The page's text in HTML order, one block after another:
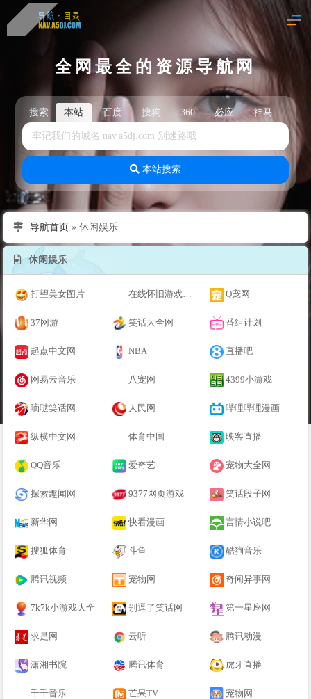
全网最全的资源导航网
搜索 本站 百度 搜狗 360 必应 神马 头
本站搜索
导航首页 » 休闲娱乐
休闲娱乐
打望美女图片 在线怀旧游戏模拟器 Q宠网
37网游 笑话大全网 番组计划
起点中文网 NBA 直播吧
网易云音乐 八宠网 4399小游戏
嘀哒笑话网 人民网 哔哩哔哩漫画
纵横中文网 体育中国 映客直播
QQ音乐 爱奇艺 宠物大全网
探索趣闻网 9377网页游戏 笑话段子网
新华网 快看漫画 言情小说吧
搜狐体育 斗鱼 酷狗音乐
腾讯视频 宠物网 奇闻异事网
7k7k小游戏大全 别逗了笑话网 第一星座网
求是网 云听 腾讯动漫
潇湘书院 腾讯体育 虎牙直播
千千音乐 芒果TV 宠物网